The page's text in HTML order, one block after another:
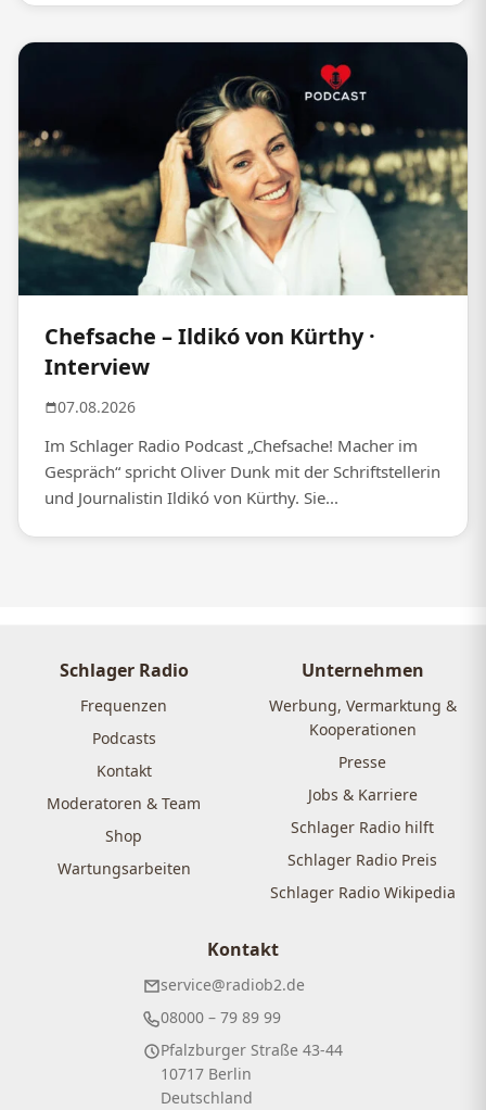
Chefsache – Ildikó von Kürthy ·
Interview
07.08.2026
Im Schlager Radio Podcast „Chefsache! Macher im
Gespräch“ spricht Oliver Dunk mit der Schriftstellerin
und Journalistin Ildikó von Kürthy. Sie...
Schlager Radio
Frequenzen
Podcasts
Kontakt
Moderatoren & Team
Shop
Wartungsarbeiten
Unternehmen
Werbung, Vermarktung &
Kooperationen
Presse
Jobs & Karriere
Schlager Radio hilft
Schlager Radio Preis
Schlager Radio Wikipedia
Kontakt
service@radiob2.de
08000 – 79 89 99
Pfalzburger Straße 43-44
10717 Berlin
Deutschland